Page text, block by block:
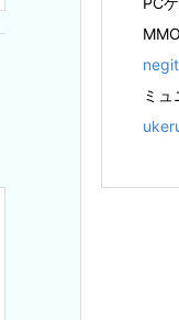
ミュ